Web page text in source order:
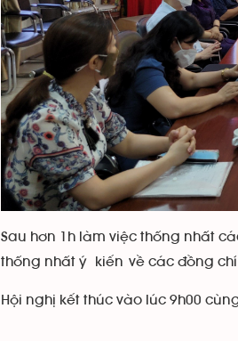
Sau hơn 1h làm việc thống nhất
thống nhất ý kiến về các đồng
Hội nghị kết thúc vào lúc 9h00